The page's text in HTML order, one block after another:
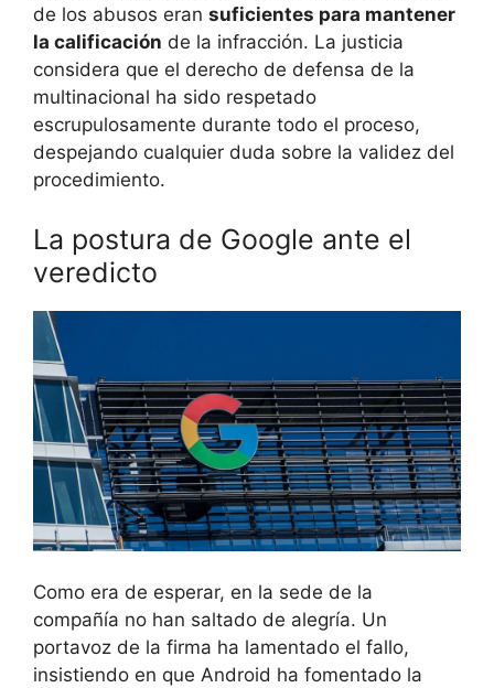
de los abusos eran suficientes para mantener
la calificación de la infracción. La justicia
considera que el derecho de defensa de la
multinacional ha sido respetado
escrupulosamente durante todo el proceso,
despejando cualquier duda sobre la validez del
procedimiento.
La postura de Google ante el
veredicto
Como era de esperar, en la sede de la
compañía no han saltado de alegría. Un
portavoz de la firma ha lamentado el fallo,
insistiendo en que Android ha fomentado la